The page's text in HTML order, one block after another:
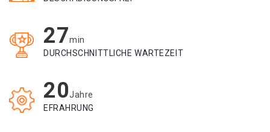
27min
DURCHSCHNITTLICHE WARTEZEIT
20Jahre
EFRAHRUNG